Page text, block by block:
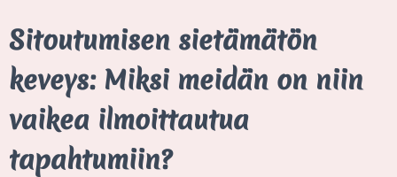
Sitoutumisen sietämätön
keveys: Miksi meidän on niin
vaikea ilmoittautua
tapahtumiin?